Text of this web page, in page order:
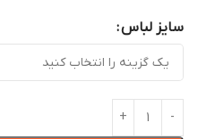
سایز لباس